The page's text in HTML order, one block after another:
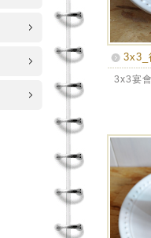
3x3_
3x3宴